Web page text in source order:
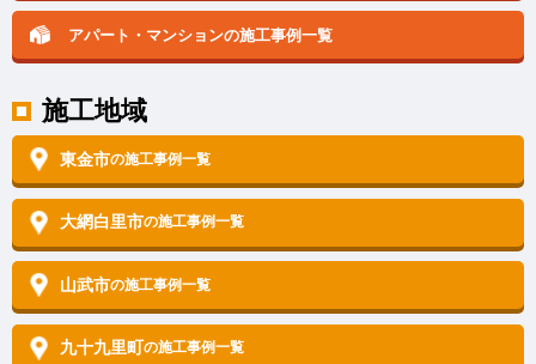
アパート・マンションの施工事例一覧
施工地域
東金市の施工事例一覧
大網白里市の施工事例一覧
山武市の施工事例一覧
九十九里町の施工事例一覧